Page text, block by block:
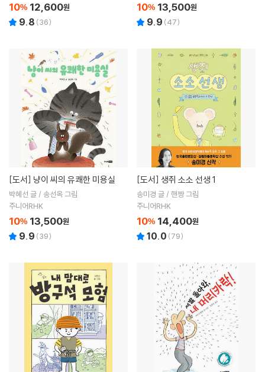
10% 12,600원
9.8 (36)
10% 13,500원
9.9 (47)
[도서] 냥이 씨의 유쾌한 미용실
박혜선 글 / 송선옥 그림
주니어RHK
10% 13,500원
9.9 (39)
[도서] 생쥐 소소 선생 1
송미경 글 / 핸짱 그림
주니어RHK
10% 14,400원
10.0 (79)